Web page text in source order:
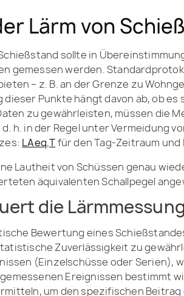
Lärm von
sollte in
gemessen werden.
– z. B. an der Grenze zu
Punkte hängt davon ab, ob
zu gewährleisten, müssen die
h. in der Regel unter Vermeidung
LAeq,Tfür den Tag-Zeitraum und
Lautheit von Schüssen genau
äquivalenten Schallpegel
die
Bewertung eines
Zuverlässigkeit zu
(Einzelschüsse oder
Ereignissen bestimmt
um den spezifischen